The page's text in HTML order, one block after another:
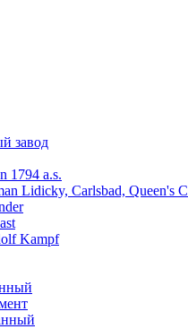
завод
1794 a.s.
Lidicky, Carlsbad, Queen's
Kampf